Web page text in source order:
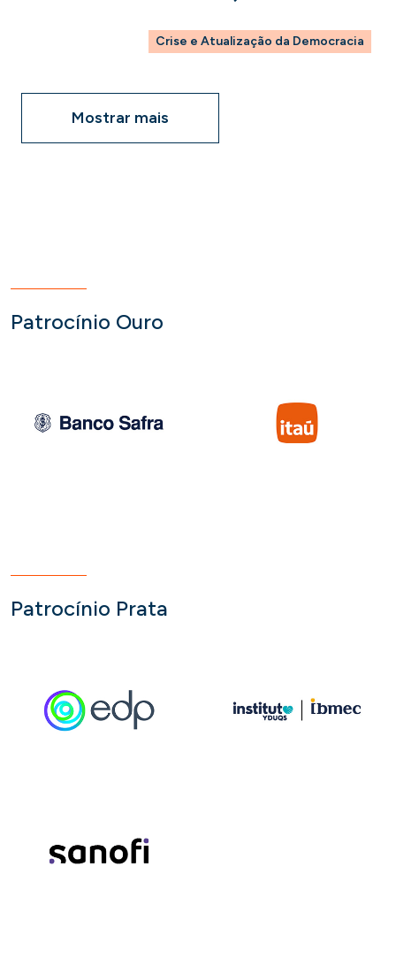
Crise e Atualização da Democracia
Mostrar mais
Patrocínio Ouro
Patrocínio Prata